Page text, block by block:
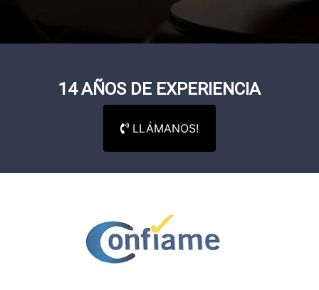
14 AÑOS DE EXPERIENCIA
LLÁMANOS!